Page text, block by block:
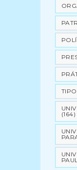
(164)